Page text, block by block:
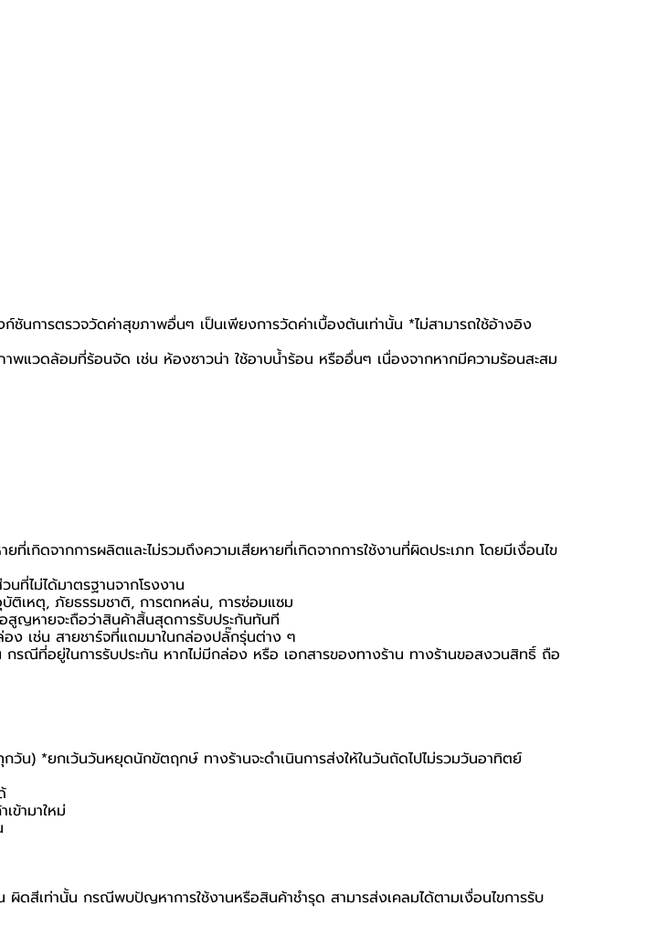
นการตรวจวัดค่าสุขภาพอื่นๆ เป็นเพียงการวัดค่าเบื้องต้นเท่านั้น *ไม่สามารถใช้อ้างอิง
แวดล้อมที่ร้อนจัด เช่น ห้องซาวน่า ใช้อาบน้ำร้อน หรืออื่นๆ เนื่องจากหากมีความร้อนสะสม
กิดจากการผลิตและไม่รวมถึงความเสียหายที่เกิดจากการใช้งานที่ผิดประเภท โดยมีเงื่อนไข
ที่ไม่ได้มาตรฐานจากโรงงาน
บัติเหตุ, ภัยธรรมชาติ, การตกหล่น, การซ่อมแซม
ญหายจะถือว่าสินค้าสิ้นสุดการรับประกันทันที
เช่น สายชาร์จที่แถมมาในกล่องปลั๊กรุ่นต่าง ๆ
ณีที่อยู่ในการรับประกัน หากไม่มีกล่อง หรือ เอกสารของทางร้าน ทางร้านขอสงวนสิทธิ์ ถือ
น) *ยกเว้นวันหยุดนักขัตฤกษ์ ทางร้านจะดำเนินการส่งให้ในวันถัดไปไม่รวมวันอาทิตย์
ข้ามาใหม่
ดสีเท่านั้น กรณีพบปัญหาการใช้งานหรือสินค้าชำรุด สามารส่งเคลมได้ตามเงื่อนไขการรับ